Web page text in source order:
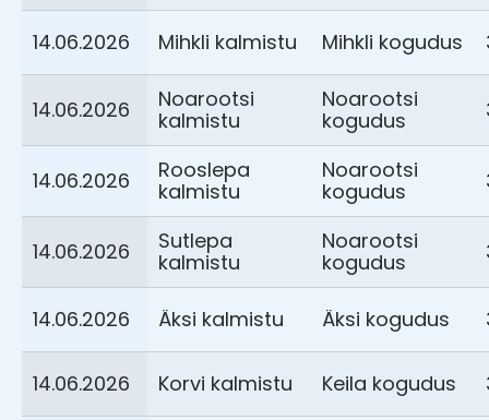
14.06.2026 Mihkli kalmistu Mihkli kogudus
14.06.2026
Noarootsi
kalmistu
Noarootsi
kogudus
14.06.2026
Rooslepa
kalmistu
Noarootsi
kogudus
14.06.2026
Sutlepa
kalmistu
Noarootsi
kogudus
14.06.2026 Äksi kalmistu Äksi kogudus
14.06.2026 Korvi kalmistu Keila kogudus